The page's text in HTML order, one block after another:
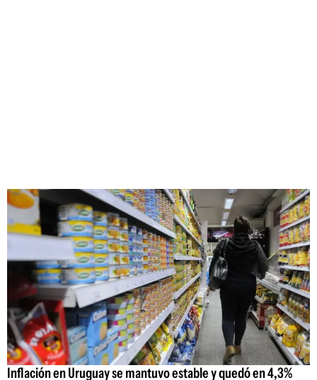
Inflación en Uruguay se mantuvo estable y quedó en 4,3%